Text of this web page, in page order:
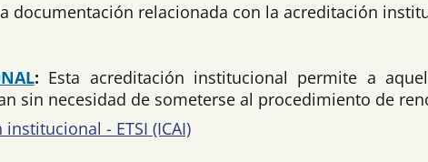
documentación relacionada con la acreditación
: Esta acreditación institucional permite a
sin necesidad de someterse al procedimiento de
- ETSI (ICAI)